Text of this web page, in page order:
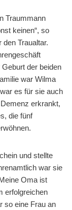
Traummann
keinen“, so
Traualtar.
der beiden
war Wilma
es für sie auch
erkrankt,
die fünf
und stellte
war sie
Oma ist
erfolgreichen
so eine Frau an